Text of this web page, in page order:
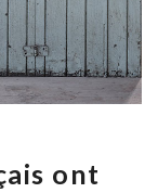
ont